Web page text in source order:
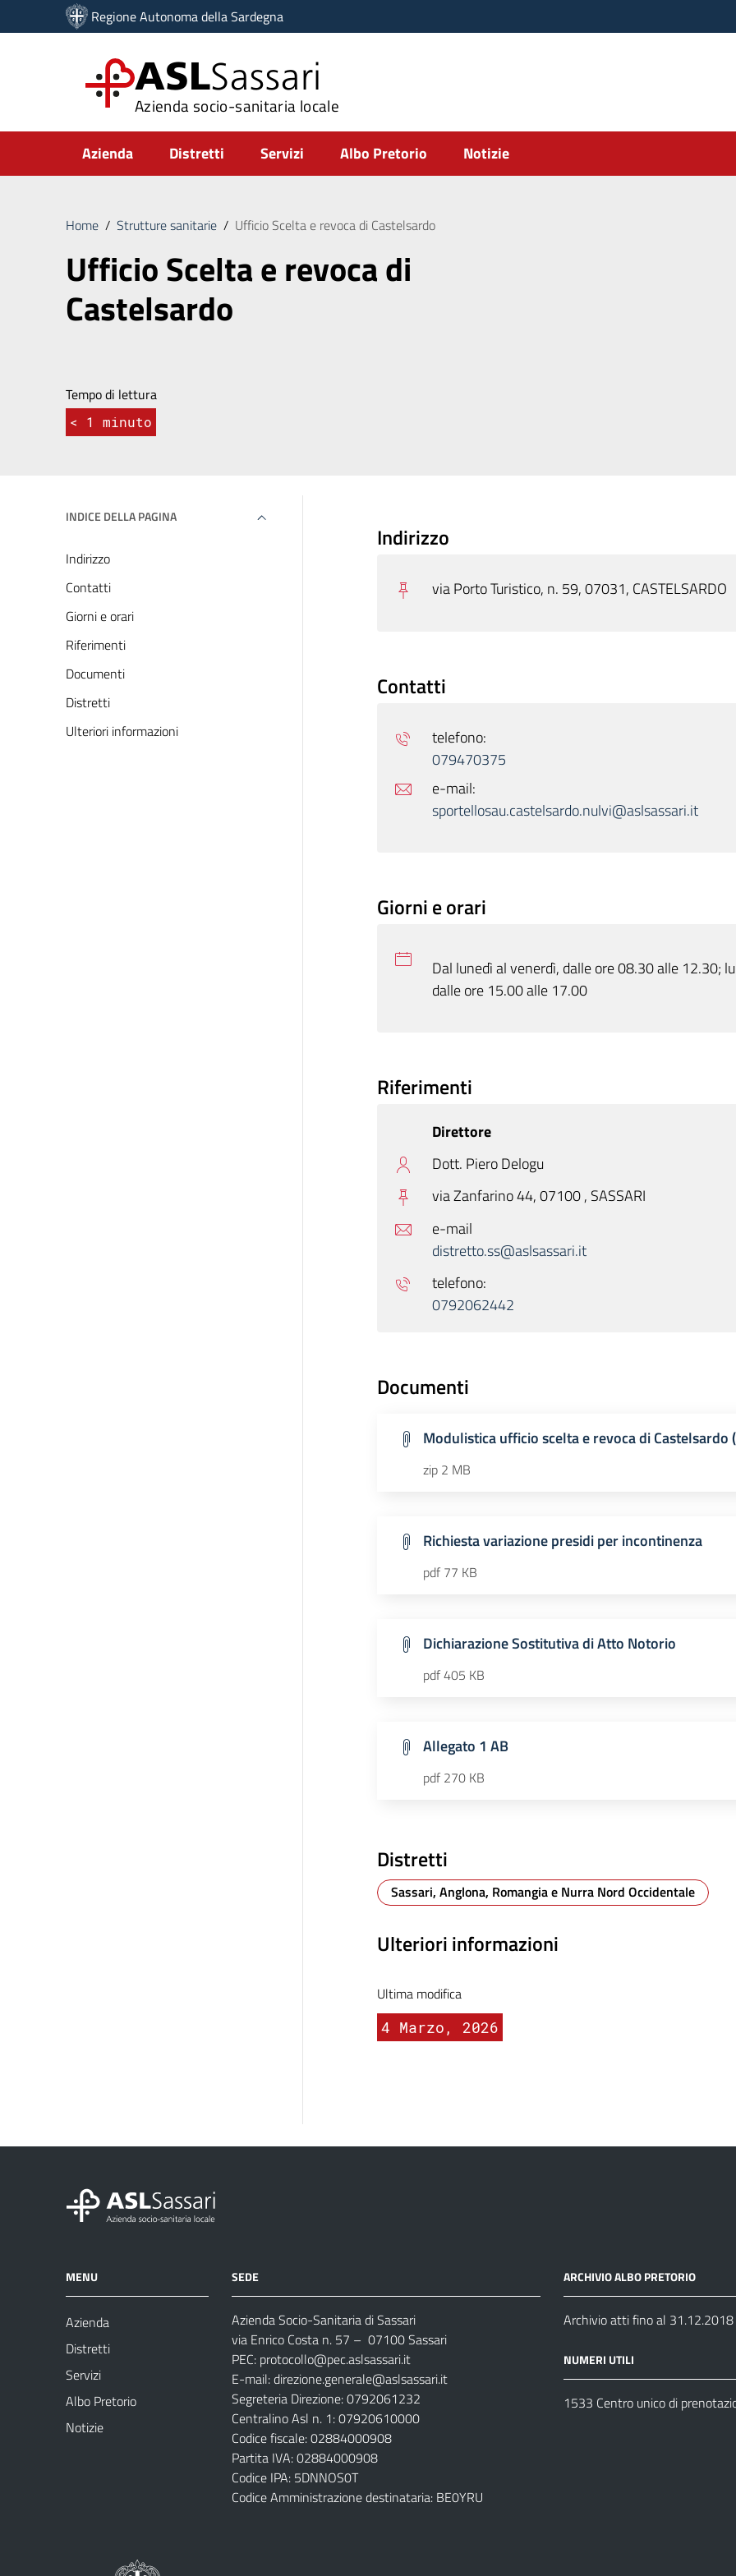
Vai ai contenuti
Vai al menu di navigazione
Regione Autonoma della Sardegna
ASLSassari
Azienda socio-sanitaria locale
Submenu
Azienda Distretti Servizi Albo Pretorio Notizie
Home / Strutture sanitarie / Ufficio Scelta e revoca di Castelsardo
Ufficio Scelta e revoca di
Castelsardo
Tempo di lettura
< 1 minuto
INDICE DELLA PAGINA
Indirizzo
Contatti
Giorni e orari
Riferimenti
Documenti
Distretti
Ulteriori informazioni
Indirizzo
via Porto Turistico, n. 59, 07031, CASTELSARDO
Contatti
telefono:
079470375
e-mail:
sportellosau.castelsardo.nulvi@aslsassari.it
Giorni e orari
Dal lunedì al venerdì, dalle ore 08.30 alle 12.30;
dalle ore 15.00 alle 17.00
Riferimenti
Direttore
Dott. Piero Delogu
via Zanfarino 44, 07100 , SASSARI
e-mail
distretto.ss@aslsassari.it
telefono:
0792062442
Documenti
Modulistica ufficio scelta e revoca di Castelsardo
zip 2 MB
Richiesta variazione presidi per incontinenza
pdf 77 KB
Dichiarazione Sostitutiva di Atto Notorio
pdf 405 KB
Allegato 1 AB
pdf 270 KB
Distretti
Sassari, Anglona, Romangia e Nurra Nord Occidentale
Ulteriori informazioni
Ultima modifica
4 Marzo, 2026
MENU
Azienda
Distretti
Servizi
Albo Pretorio
Notizie
SEDE
Azienda Socio-Sanitaria di Sassari
via Enrico Costa n. 57 – 07100 Sassari
PEC: protocollo@pec.aslsassari.it
E-mail:direzione.generale@aslsassari.it
Segreteria Direzione: 0792061232
Centralino Asl n. 1: 07920610000
Codice fiscale: 02884000908
Partita IVA: 02884000908
Codice IPA: 5DNNOS0T
Codice Amministrazione destinataria: BE0YRU
ARCHIVIO ALBO PRETORIO
Archivio atti fino al 31.12.2018
NUMERI UTILI
1533 Centro unico di